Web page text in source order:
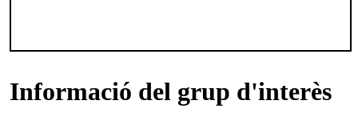
Informació del grup d'interès